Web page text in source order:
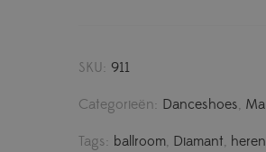
SKU: 911
Categorieën: Danceshoes,
Tags: ballroom, Diamant,